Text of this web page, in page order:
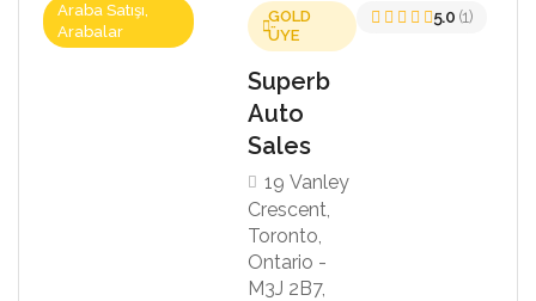
Araba Satışı,
Arabalar
GOLD
ÜYE
Superb
Auto
Sales
19 Vanley
Crescent,
Toronto,
Ontario -
M3J 2B7,
5.0 (1)